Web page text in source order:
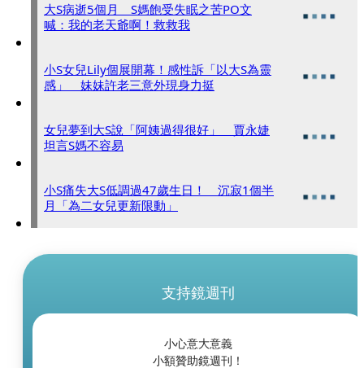
大S病逝5個月 S媽飽受失眠之苦PO文
喊：我的老天爺啊！救救我
小S女兒Lily個展開幕！感性訴「以大S為靈
感」 妹妹許老三意外現身力挺
女兒夢到大S說「阿姨過得很好」 賈永婕
坦言S媽不容易
小S痛失大S低調過47歲生日！ 沉寂1個半
月「為二女兒更新限動」
支持鏡週刊
小心意大意義
小額贊助鏡週刊！